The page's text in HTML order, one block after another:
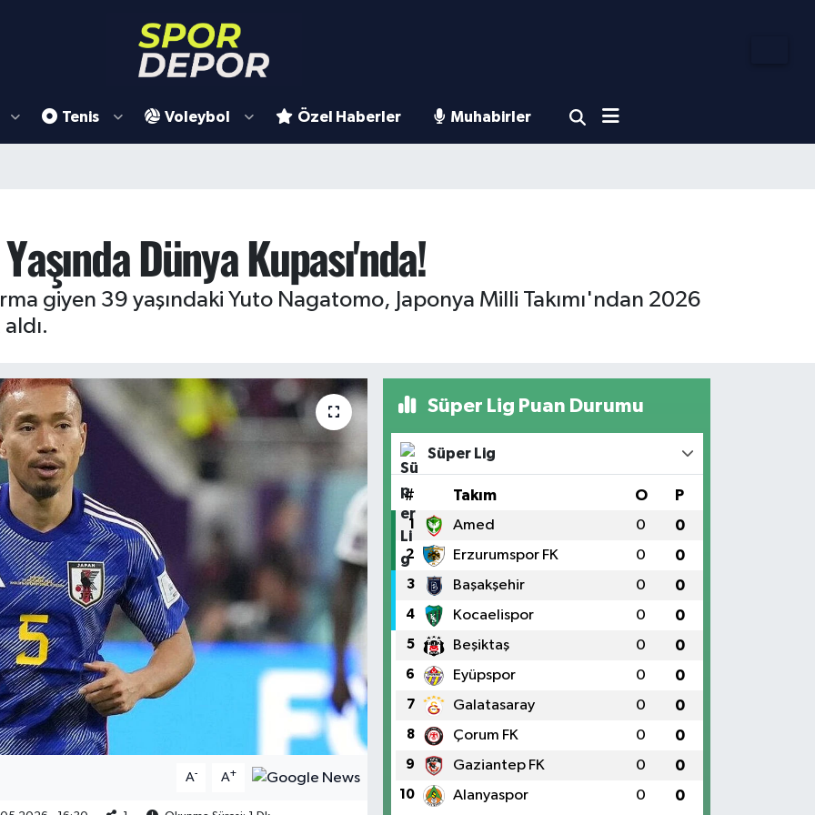
Tenis Voleybol Özel Haberler Muhabirler
Dünya Kupası'nda!
giyen 39 yaşındaki Yuto Nagatomo, Japonya Milli Takımı'ndan 2026
A- A+
Süper Lig Puan Durumu
Süper Lig
# Takım O P
1 Amed 0 0
2 Erzurumspor FK 0 0
3 Başakşehir 0 0
4 Kocaelispor 0 0
5 Beşiktaş 0 0
6 Eyüpspor 0 0
7 Galatasaray 0 0
8 Çorum FK 0 0
9 Gaziantep FK 0 0
10 Alanyaspor 0 0